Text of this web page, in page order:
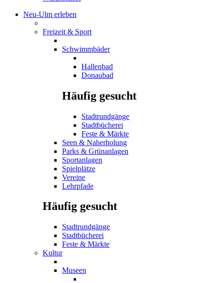
Neu-Ulm erleben
Freizeit & Sport
Schwimmbäder
Hallenbad
Donaubad
Häufig gesucht
Stadtrundgänge
Stadtbücherei
Feste & Märkte
Seen & Naherholung
Parks & Grünanlagen
Sportanlagen
Spielplätze
Vereine
Lehrpfade
Häufig gesucht
Stadtrundgänge
Stadtbücherei
Feste & Märkte
Kultur
Museen